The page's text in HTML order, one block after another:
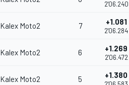
2'06.240
Kalex Moto2 7 +1.081
2'06.284
Kalex Moto2 6 +1.269
2'06.472
Kalex Moto2 5 +1.380